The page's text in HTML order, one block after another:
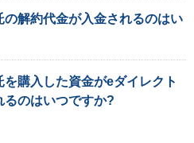
の解約代金が入金されるのはい
を購入した資金がeダイレクト
るのはいつですか?